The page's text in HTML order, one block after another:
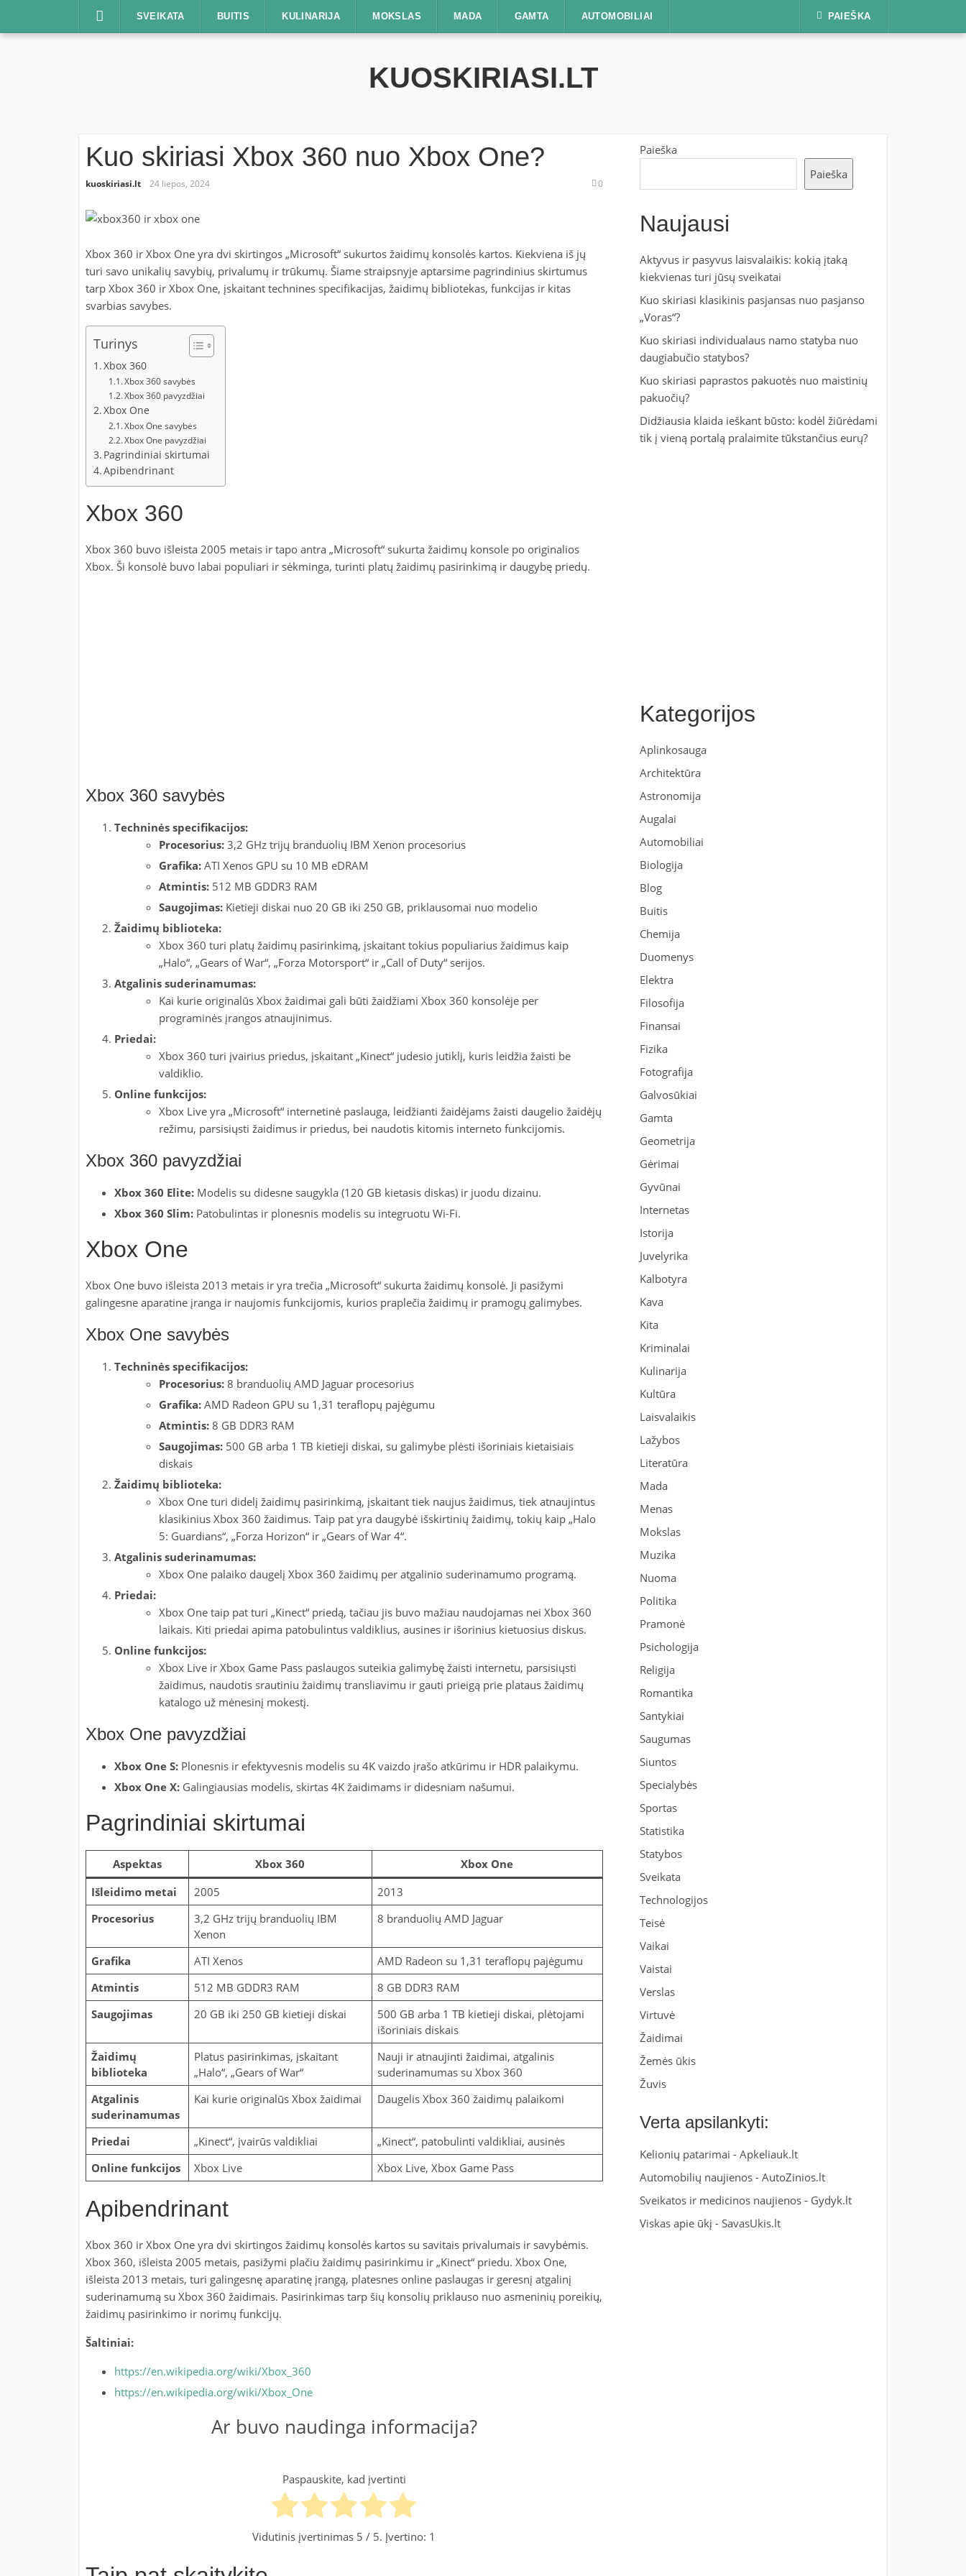
SVEIKATA BUITIS KULINARIJA MOKSLAS MADA GAMTA AUTOMOBILIAI PAIEŠKA
KUOSKIRIASI.LT
Kuo skiriasi Xbox 360 nuo Xbox One?
kuoskiriasi.lt 24 liepos, 2024 0
Xbox 360 ir Xbox One yra dvi skirtingos „Microsoft“ sukurtos žaidimų konsolės kartos. Kiekviena iš jų
turi savo unikalių savybių, privalumų ir trūkumų. Šiame straipsnyje aptarsime pagrindinius skirtumus
tarp Xbox 360 ir Xbox One, įskaitant technines specifikacijas, žaidimų bibliotekas, funkcijas ir kitas
svarbias savybes.
Turinys
Xbox 360
Xbox 360 savybės
Xbox 360 pavyzdžiai
Xbox One
Xbox One savybės
Xbox One pavyzdžiai
Pagrindiniai skirtumai
Apibendrinant
Xbox 360
Xbox 360 buvo išleista 2005 metais ir tapo antra „Microsoft“ sukurta žaidimų konsole po originalios
Xbox. Ši konsolė buvo labai populiari ir sėkminga, turinti platų žaidimų pasirinkimą ir daugybę priedų.
Xbox 360 savybės
Techninės specifikacijos:
Procesorius: 3,2 GHz trijų branduolių IBM Xenon procesorius
Grafika: ATI Xenos GPU su 10 MB eDRAM
Atmintis: 512 MB GDDR3 RAM
Saugojimas: Kietieji diskai nuo 20 GB iki 250 GB, priklausomai nuo modelio
Žaidimų biblioteka:
Xbox 360 turi platų žaidimų pasirinkimą, įskaitant tokius populiarius žaidimus kaip
„Halo“, „Gears of War“, „Forza Motorsport“ ir „Call of Duty“ serijos.
Atgalinis suderinamumas:
Kai kurie originalūs Xbox žaidimai gali būti žaidžiami Xbox 360 konsolėje per
programinės įrangos atnaujinimus.
Priedai:
Xbox 360 turi įvairius priedus, įskaitant „Kinect“ judesio jutiklį, kuris leidžia žaisti be
valdiklio.
Online funkcijos:
Xbox Live yra „Microsoft“ internetinė paslauga, leidžianti žaidėjams žaisti daugelio žaidėjų
režimu, parsisiųsti žaidimus ir priedus, bei naudotis kitomis interneto funkcijomis.
Xbox 360 pavyzdžiai
Xbox 360 Elite:Modelis su didesne saugykla (120 GB kietasis diskas) ir juodu dizainu.
Xbox 360 Slim:Patobulintas ir plonesnis modelis su integruotu Wi-Fi.
Xbox One
Xbox One buvo išleista 2013 metais ir yra trečia „Microsoft“ sukurta žaidimų konsolė. Ji pasižymi
galingesne aparatine įranga ir naujomis funkcijomis, kurios praplečia žaidimų ir pramogų galimybes.
Xbox One savybės
Techninės specifikacijos:
Procesorius: 8 branduolių AMD Jaguar procesorius
Grafika: AMD Radeon GPU su 1,31 teraflopų pajėgumu
Atmintis: 8 GB DDR3 RAM
Saugojimas: 500 GB arba 1 TB kietieji diskai, su galimybe plėsti išoriniais kietaisiais
diskais
Žaidimų biblioteka:
Xbox One turi didelį žaidimų pasirinkimą, įskaitant tiek naujus žaidimus, tiek atnaujintus
klasikinius Xbox 360 žaidimus. Taip pat yra daugybė išskirtinių žaidimų, tokių kaip „Halo
5: Guardians“, „Forza Horizon“ ir „Gears of War 4“.
Atgalinis suderinamumas:
Xbox One palaiko daugelį Xbox 360 žaidimų per atgalinio suderinamumo programą.
Priedai:
Xbox One taip pat turi „Kinect“ priedą, tačiau jis buvo mažiau naudojamas nei Xbox 360
laikais. Kiti priedai apima patobulintus valdiklius, ausines ir išorinius kietuosius diskus.
Online funkcijos:
Xbox Live ir Xbox Game Pass paslaugos suteikia galimybę žaisti internetu, parsisiųsti
žaidimus, naudotis srautiniu žaidimų transliavimu ir gauti prieigą prie plataus žaidimų
katalogo už mėnesinį mokestį.
Xbox One pavyzdžiai
Xbox One S:Plonesnis ir efektyvesnis modelis su 4K vaizdo įrašo atkūrimu ir HDR palaikymu.
Xbox One X:Galingiausias modelis, skirtas 4K žaidimams ir didesniam našumui.
Pagrindiniai skirtumai
Aspektas Xbox 360
Xbox One
Išleidimo metai
2005
2013
Procesorius
3,2 GHz trijų branduolių IBM
Xenon
8 branduolių AMD Jaguar
Grafika ATI Xenos
AMD Radeon su 1,31 teraflopų pajėgumu
Atmintis
512 MB GDDR3 RAM
8 GB DDR3 RAM
Saugojimas
20 GB iki 250 GB kietieji diskai
500 GB arba 1 TB kietieji diskai, plėtojami
išoriniais diskais
Žaidimų
biblioteka
Platus pasirinkimas, įskaitant
„Halo“, „Gears of War“
Nauji ir atnaujinti žaidimai, atgalinis
suderinamumas su Xbox 360
Atgalinis
suderinamumas
Kai kurie originalūs Xbox žaidimai Daugelis Xbox 360 žaidimų palaikomi
Priedai „Kinect“, įvairūs valdikliai
„Kinect“, patobulinti valdikliai, ausinės
Online funkcijos
Xbox Live Xbox Live, Xbox Game Pass
Apibendrinant
Xbox 360 ir Xbox One yra dvi skirtingos žaidimų konsolės kartos su savitais privalumais ir savybėmis.
Xbox 360, išleista 2005 metais, pasižymi plačiu žaidimų pasirinkimu ir „Kinect“ priedu. Xbox One,
išleista 2013 metais, turi galingesnę aparatinę įrangą, platesnes online paslaugas ir geresnį atgalinį
suderinamumą su Xbox 360 žaidimais. Pasirinkimas tarp šių konsolių priklauso nuo asmeninių poreikių,
žaidimų pasirinkimo ir norimų funkcijų.
Šaltiniai:
https://en.wikipedia.org/wiki/Xbox_360
https://en.wikipedia.org/wiki/Xbox_One
Ar buvo naudinga informacija?
Paspauskite, kad įvertinti
Vidutinis įvertinimas 5 / 5. Įvertino: 1
Paieška
Paieška
Naujausi
Aktyvus ir pasyvus laisvalaikis: kokią įtaką
kiekvienas turi jūsų sveikatai
Kuo skiriasi klasikinis pasjansas nuo pasjanso
„Voras“?
Kuo skiriasi individualaus namo statyba nuo
daugiabučio statybos?
Kuo skiriasi paprastos pakuotės nuo maistinių
pakuočių?
Didžiausia klaida ieškant būsto: kodėl žiūrėdami
tik į vieną portalą pralaimite tūkstančius eurų?
Kategorijos
Aplinkosauga
Architektūra
Astronomija
Augalai
Automobiliai
Biologija
Blog
Buitis
Chemija
Duomenys
Elektra
Filosofija
Finansai
Fizika
Fotografija
Galvosūkiai
Gamta
Geometrija
Gėrimai
Gyvūnai
Internetas
Istorija
Juvelyrika
Kalbotyra
Kava
Kita
Kriminalai
Kulinarija
Kultūra
Laisvalaikis
Lažybos
Literatūra
Mada
Menas
Mokslas
Muzika
Nuoma
Politika
Pramonė
Psichologija
Religija
Romantika
Santykiai
Saugumas
Siuntos
Specialybės
Sportas
Statistika
Statybos
Sveikata
Technologijos
Teisė
Vaikai
Vaistai
Verslas
Virtuvė
Žaidimai
Žemės ūkis
Žuvis
Verta apsilankyti:
Kelionių patarimai -Apkeliauk.lt
Automobilių naujienos -AutoZinios.lt
Sveikatos ir medicinos naujienos - Gydyk.lt
Viskas apie ūkį -SavasUkis.lt